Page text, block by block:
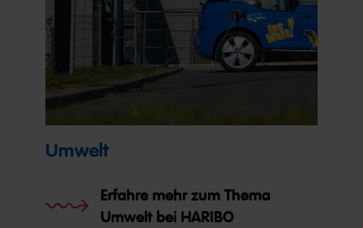
Umwelt
Erfahre mehr zum Thema
Umwelt bei HARIBO